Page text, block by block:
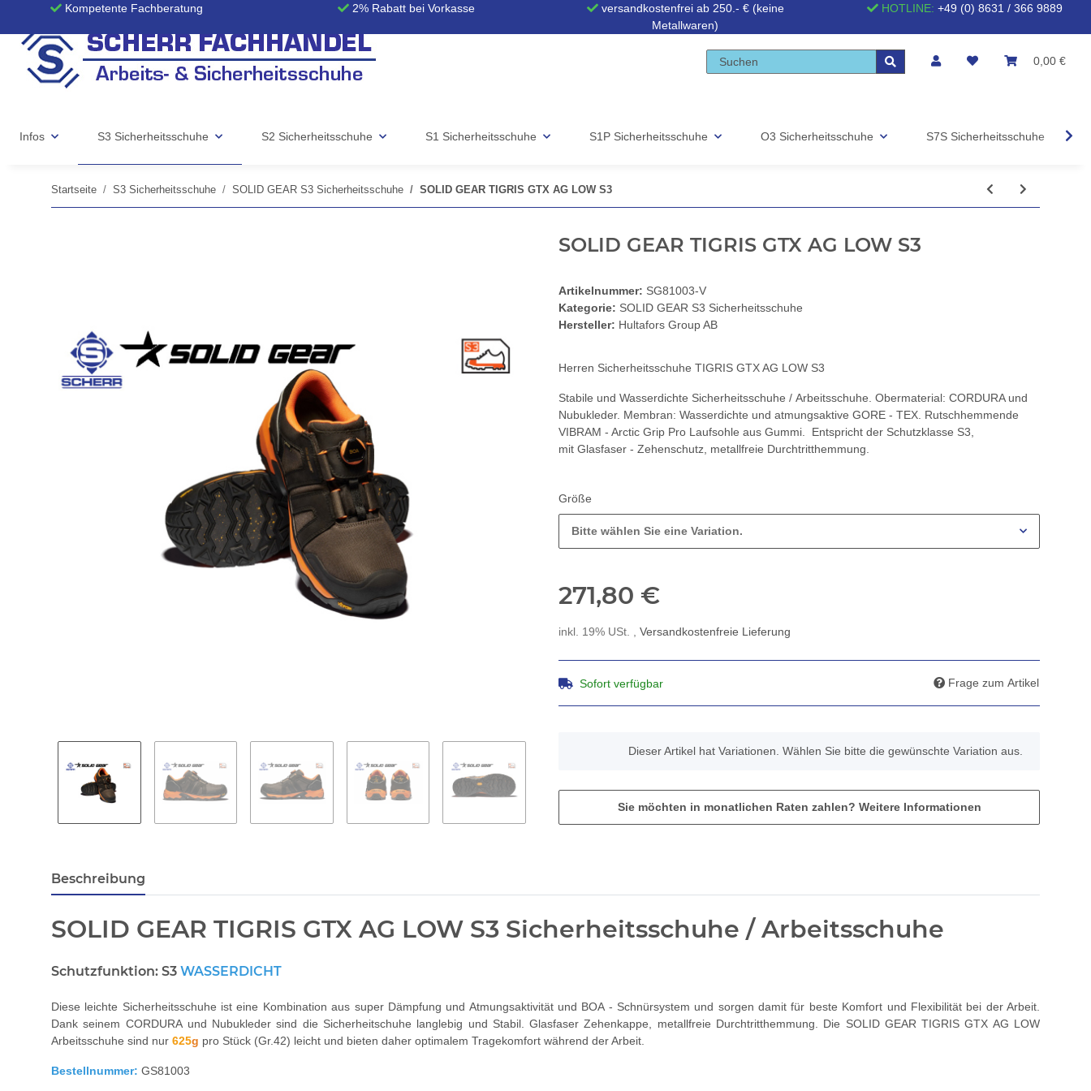
Kompetente Fachberatung 2% Rabatt bei Vorkasse
versandkostenfrei ab 250.- € (keine
Metallwaren)
HOTLINE: +49 (0) 8631 / 366 9889
0,00 €
Infos S3 Sicherheitsschuhe S2 Sicherheitsschuhe S1 Sicherheitsschuhe S1P Sicherheitsschuhe O3 Sicherheitsschuhe S7S Sicherheitsschuhe
Startseite S3 Sicherheitsschuhe SOLID GEAR S3 Sicherheitsschuhe SOLID GEAR TIGRIS GTX AG LOW S3
SOLID GEAR TIGRIS GTX AG LOW S3
Artikelnummer: SG81003-V
Kategorie: SOLID GEAR S3 Sicherheitsschuhe
Hersteller: Hultafors Group AB
Herren Sicherheitsschuhe TIGRIS GTX AG LOW S3
Stabile und Wasserdichte Sicherheitsschuhe / Arbeitsschuhe. Obermaterial: CORDURA und
Nubukleder. Membran: Wasserdichte und atmungsaktive GORE - TEX. Rutschhemmende
VIBRAM - Arctic Grip Pro Laufsohle aus Gummi. Entspricht der Schutzklasse S3,
mit Glasfaser - Zehenschutz, metallfreie Durchtritthemmung.
Größe
Bitte wählen Sie eine Variation.
271,80 €
inkl. 19% USt. , Versandkostenfreie Lieferung
Sofort verfügbar Frage zum Artikel
Dieser Artikel hat Variationen. Wählen Sie bitte die gewünschte Variation aus.
Sie möchten in monatlichen Raten zahlen? Weitere Informationen
Beschreibung
SOLID GEAR TIGRIS GTX AG LOW S3 Sicherheitsschuhe / Arbeitsschuhe
Schutzfunktion: S3 WASSERDICHT
Diese leichte Sicherheitsschuhe ist eine Kombination aus super Dämpfung und Atmungsaktivität und BOA - Schnürsystem und sorgen damit für beste Komfort und Flexibilität bei der Arbeit.
Dank seinem CORDURA und Nubukleder sind die Sicherheitschuhe langlebig und Stabil. Glasfaser Zehenkappe, metallfreie Durchtritthemmung. Die SOLID GEAR TIGRIS GTX AG LOW
Arbeitsschuhe sind nur 625g pro Stück (Gr.42) leicht und bieten daher optimalem Tragekomfort während der Arbeit.
Bestellnummer: GS81003